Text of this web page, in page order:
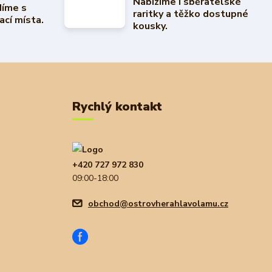
s
místa.
raritky a těžko dostupné
kousky.
Rychlý kontakt
+420 727 972 830
09:00-18:00
obchod@ostrovherahlavolamu.cz